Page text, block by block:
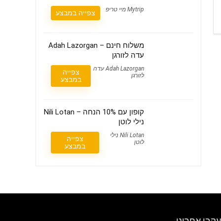
Mytrip מיי טריפ צפייה במבצע
משלוח חינם – Adah Lazorgan
עדה לזורגן
Adah Lazorgan עדה
לזורגן
צפייה
במבצע
קופון עם 10% הנחה – Nili Lotan
נילי לוטן
Nili Lotan נילי
לוטן
צפייה
במבצע